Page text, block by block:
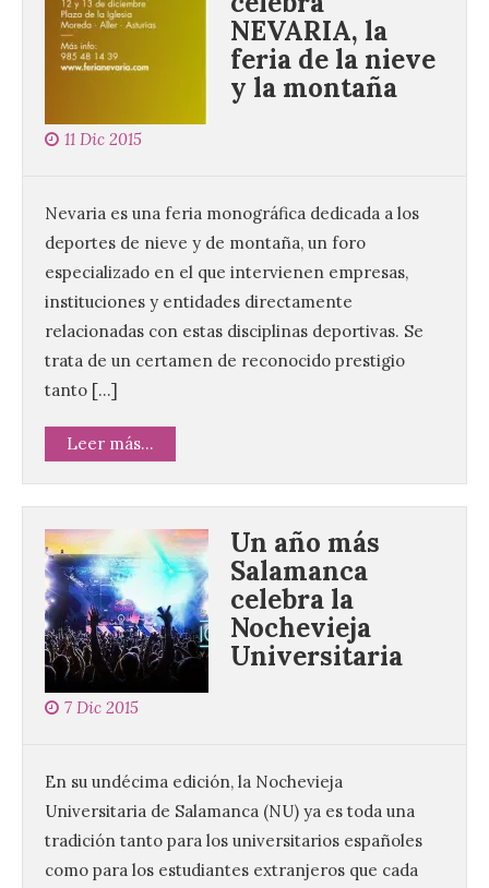
NEVARIA, la
feria de la nieve
y la montaña
11 Dic 2015
Nevaria es una feria monográfica dedicada a los
deportes de nieve y de montaña, un foro
especializado en el que intervienen empresas,
instituciones y entidades directamente
relacionadas con estas disciplinas deportivas. Se
trata de un certamen de reconocido prestigio
tanto […]
Leer más...
Un año más
Salamanca
celebra la
Nochevieja
Universitaria
7 Dic 2015
En su undécima edición, la Nochevieja
Universitaria de Salamanca (NU) ya es toda una
tradición tanto para los universitarios españoles
como para los estudiantes extranjeros que cada